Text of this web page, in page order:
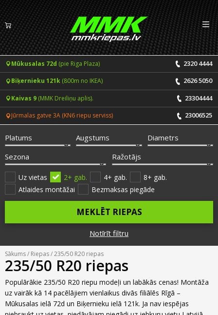
Riepas
Vasaras riepas
Ziemas riepas
Vissezonas riepas
Pakalpojumi
CENRĀDIS
Riepu montāža un balansēšana
Disku remonts
Riepu remonts
Riepu un disku tirdzniecība
Savirzes regulēšana
Kondicionieru uzpilde
TPMS sensoru programmēšana
ONLINE PIERAKSTS 24/7
Vakances
Noderīgi
Riepu zīmoli
Jaunumi
Riepu apzīmējumi
Riepu kalkulators
Par mums
MMK Riepas
Atsauksmes
Foto
Kontakti
LV EN
Mūkusalas 72d (pie Riga Plaza) 2320 4444
Biķernieku 121k (800m no IKEA) 2626 5050
Kaivas 9 (MMK Dreiliņu aplis). 23304444
Jūrmalas gatve 3A (KN6 riepu serviss) 23006525
Platums Augstums
Diametrs
Sezona
Ražotājs
Uz vietas 2+ gab. 4+ gab.
8+ gab.
Atlaides montāžai
Bezmaksas piegāde
MEKLĒT RIEPAS
Notīrīt filtru
Sākums/ Riepas/ 235/50 R20 riepas
235/50 R20 riepas
Populārākie 235/50 R20 riepu modeļi un labākās cenas! Montāža
uz vairāk kā 14 pacēlājiem vienlaikus divās filiālēs Rīgā –
Mūkusalas ielā 72d un Biķernieku ielā 121k. Ja nav iespējas